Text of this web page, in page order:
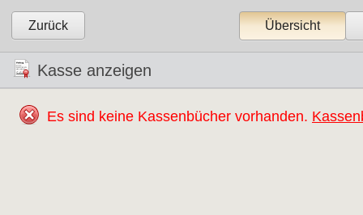
Zurück Übersicht
Kasse anzeigen
Es sind keine Kassenbücher vorhanden.